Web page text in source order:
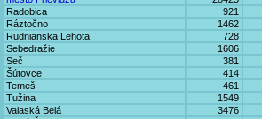
Radobica
921
Ráztočno
1462
Rudnianska Lehota
728
Sebedražie
1606
Seč
381
Šútovce
414
Temeš
461
Tužina
1549
Valaská Belá
3476